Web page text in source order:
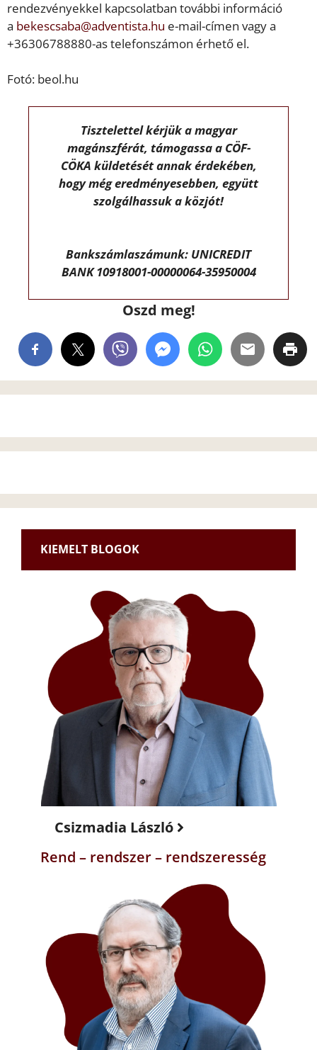
rendezvényekkel kapcsolatban további információ
a bekescsaba@adventista.hu e-mail-címen vagy a
+36306788880-as telefonszámon érhető el.
Fotó: beol.hu
Tisztelettel kérjük a magyar
magánszférát, támogassa a CÖF-
CÖKA küldetését annak érdekében,
hogy még eredményesebben, együtt
szolgálhassuk a közjót!
Bankszámlaszámunk: UNICREDIT
BANK 10918001-00000064-35950004
Oszd meg!
KIEMELT BLOGOK
Csizmadia László
Rend – rendszer – rendszeresség